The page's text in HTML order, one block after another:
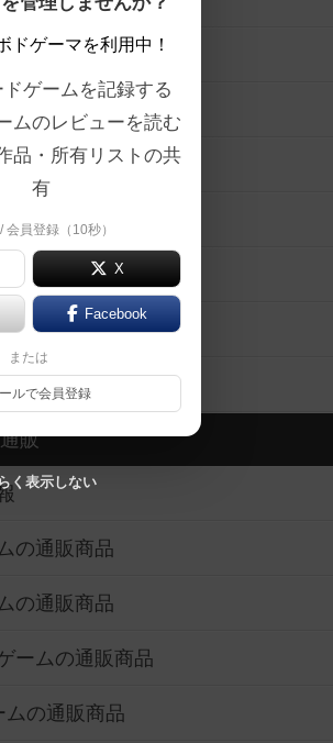
ドゲーマを利用中！
ゲームを記録する
ムのレビューを読む
品・所有リストの共
有
会員登録（10秒）
X
Facebook
または
ルで会員登録
く表示しない
着レビュー
報
ス
覧
コラム
案内
販
の通販商品
の通販商品
ームの通販商品
ムの通販商品